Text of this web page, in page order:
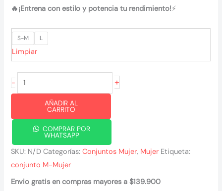
🔥¡Entrena con estilo y potencia tu rendimiento!⚡
S-M L
Limpiar
-
Short
Adver
Top
brook
Adver
+
AÑADIR AL
CARRITO
COMPRAR POR
WHATSAPP
SKU: N/D Categorías:Conjuntos Mujer, Mujer Etiqueta:
conjunto M-Mujer
Envio gratis en compras mayores a $139.900